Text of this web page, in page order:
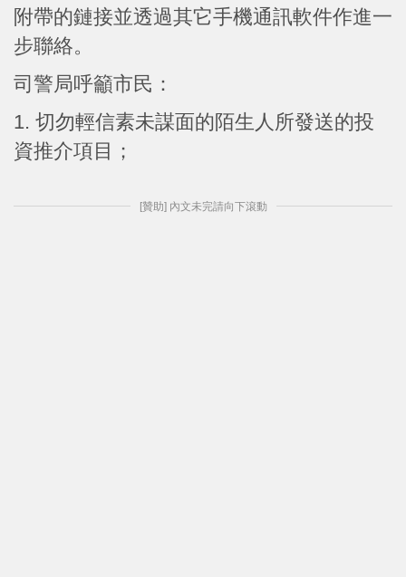
附帶的鏈接並透過其它手機通訊軟件作進一
步聯絡。
司警局呼籲市民：
1. 切勿輕信素未謀面的陌生人所發送的投
資推介項目；
[贊助] 內文未完請向下滾動